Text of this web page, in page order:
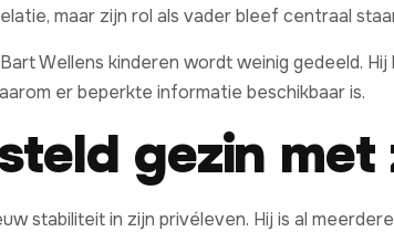
maar zijn rol als vader bleef centraal
Wellens kinderen wordt weinig gedeeld.
er beperkte informatie beschikbaar is.
gezin
stabiliteit in zijn privéleven. Hij is al